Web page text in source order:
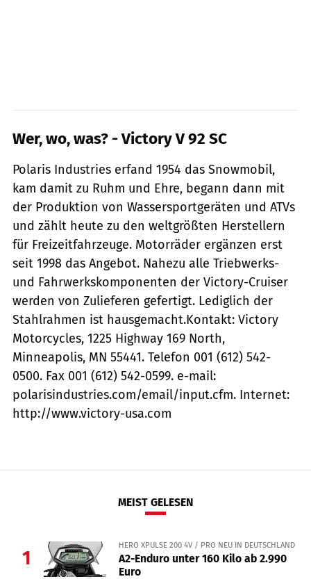
Wer, wo, was? - Victory V 92 SC
Polaris Industries erfand 1954 das Snowmobil,
kam damit zu Ruhm und Ehre, begann dann mit
der Produktion von Wassersportgeräten und ATVs
und zählt heute zu den weltgrößten Herstellern
für Freizeitfahrzeuge. Motorräder ergänzen erst
seit 1998 das Angebot. Nahezu alle Triebwerks-
und Fahrwerkskomponenten der Victory-Cruiser
werden von Zulieferen gefertigt. Lediglich der
Stahlrahmen ist hausgemacht.Kontakt: Victory
Motorcycles, 1225 Highway 169 North,
Minneapolis, MN 55441. Telefon 001 (612) 542-
0500. Fax 001 (612) 542-0599. e-mail:
polarisindustries.com/email/input.cfm. Internet:
http://www.victory-usa.com
MEIST GELESEN
1
HERO XPULSE 200 4V / PRO NEU IN DEUTSCHLAND
A2-Enduro unter 160 Kilo ab 2.990
Euro